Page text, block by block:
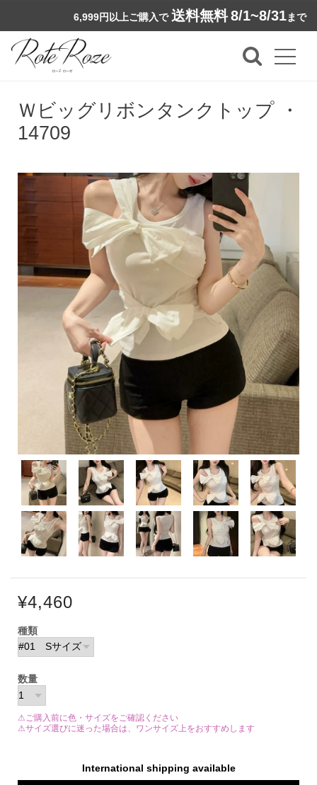
6,999円以上ご購入で 送料無料8/1~8/31まで
Ｗビッグリボンタンクトップ ・
14709
¥4,460
種類
数量
⚠ご購入前に色・サイズをご確認ください
⚠サイズ選びに迷った場合は、ワンサイズ上をおすすめします
International shipping available